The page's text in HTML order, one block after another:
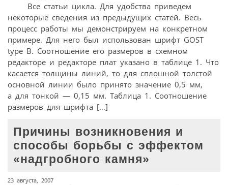
Все статьи цикла. Для удобства приведем
некоторые сведения из предыдущих статей. Весь
процесс работы мы демонстрируем на конкретном
примере. Для него был использован шрифт GOST
type B. Соотношение его размеров в схемном
редакторе и редакторе плат указано в таблице 1. Что
касается толщины линий, то для сплошной толстой
основной линии было принято значение 0,5 мм,
а для тонкой — 0,15 мм. Таблица 1. Соотношение
размеров для шрифта […]
Причины возникновения и
способы борьбы с эффектом
«надгробного камня»
23 августа, 2007